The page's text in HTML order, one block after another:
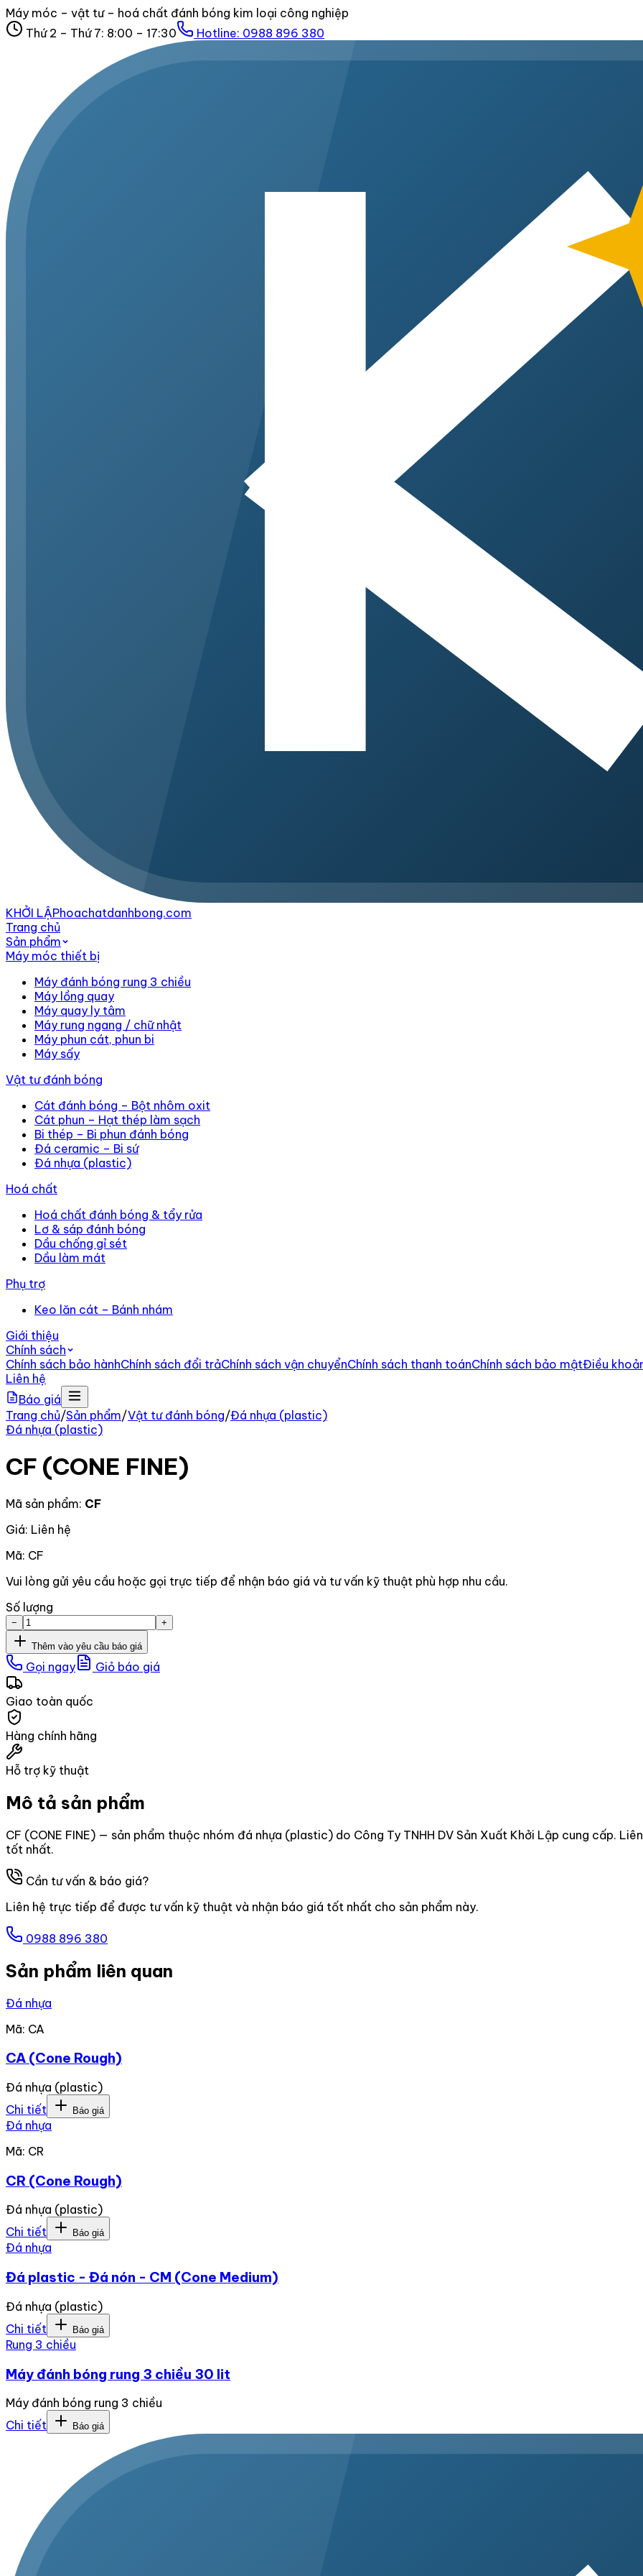
Máy móc – vật tư – hoá chất đánh bóng kim loại công nghiệp
Thứ 2 – Thứ 7: 8:00 – 17:30
Hotline: 0988 896 380
KHỞI LẬPhoachatdanhbong.com
Trang chủ
Sản phẩm
Máy móc thiết bị
Máy đánh bóng rung 3 chiều
Máy lồng quay
Máy quay ly tâm
Máy rung ngang / chữ nhật
Máy phun cát, phun bi
Máy sấy
Vật tư đánh bóng
Cát đánh bóng – Bột nhôm oxit
Cát phun – Hạt thép làm sạch
Bi thép – Bi phun đánh bóng
Đá ceramic – Bi sứ
Đá nhựa (plastic)
Hoá chất
Hoá chất đánh bóng & tẩy rửa
Lơ & sáp đánh bóng
Dầu chống gỉ sét
Dầu làm mát
Phụ trợ
Keo lăn cát – Bánh nhám
Giới thiệu
Chính sách
Chính sách bảo hànhChính sách đổi trảChính sách vận chuyểnChính sách thanh toánChính sách bảo mậtĐiều
Liên hệ
Báo giá
Trang chủ/Sản phẩm/Vật tư đánh bóng/Đá nhựa (plastic)
Đá nhựa (plastic)
CF (CONE FINE)
Mã sản phẩm: CF
Giá: Liên hệ
Mã: CF
Vui lòng gửi yêu cầu hoặc gọi trực tiếp để nhận báo giá và tư vấn kỹ thuật phù hợp nhu cầu.
Số lượng
− +
Thêm vào yêu cầu báo giá
Gọi ngay Giỏ báo giá
Giao toàn quốc
Hàng chính hãng
Hỗ trợ kỹ thuật
Mô tả sản phẩm
CF (CONE FINE) — sản phẩm thuộc nhóm đá nhựa (plastic) do Công Ty TNHH DV Sản Xuất Khởi Lập cung cấp.
tốt nhất.
Cần tư vấn & báo giá?
Liên hệ trực tiếp để được tư vấn kỹ thuật và nhận báo giá tốt nhất cho sản phẩm này.
0988 896 380
Sản phẩm liên quan
Đá nhựa
Mã: CA
CA (Cone Rough)
Đá nhựa (plastic)
Chi tiết
Báo giá
Đá nhựa
Mã: CR
CR (Cone Rough)
Đá nhựa (plastic)
Chi tiết
Báo giá
Đá nhựa
Đá plastic - Đá nón - CM (Cone Medium)
Đá nhựa (plastic)
Chi tiết
Báo giá
Rung 3 chiều
Máy đánh bóng rung 3 chiều 30 lit
Máy đánh bóng rung 3 chiều
Chi tiết
Báo giá